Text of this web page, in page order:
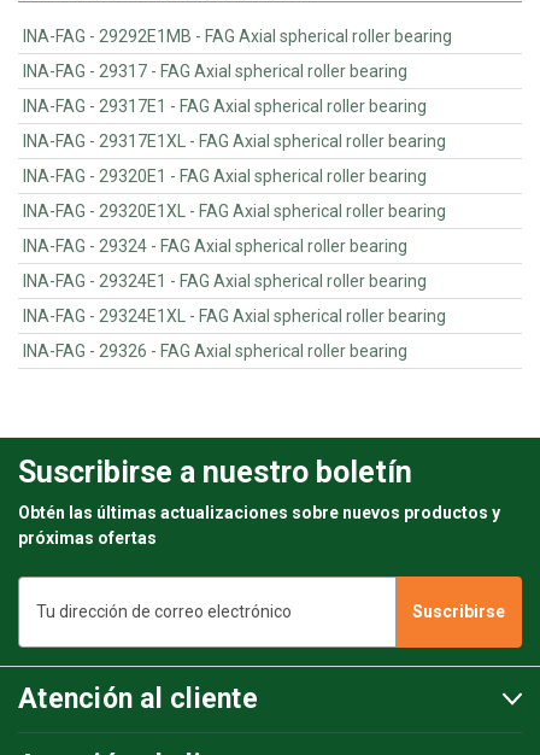
INA-FAG - 29292E1MB - FAG Axial spherical roller bearing
INA-FAG - 29317 - FAG Axial spherical roller bearing
INA-FAG - 29317E1 - FAG Axial spherical roller bearing
INA-FAG - 29317E1XL - FAG Axial spherical roller bearing
INA-FAG - 29320E1 - FAG Axial spherical roller bearing
INA-FAG - 29320E1XL - FAG Axial spherical roller bearing
INA-FAG - 29324 - FAG Axial spherical roller bearing
INA-FAG - 29324E1 - FAG Axial spherical roller bearing
INA-FAG - 29324E1XL - FAG Axial spherical roller bearing
INA-FAG - 29326 - FAG Axial spherical roller bearing
Suscribirse a nuestro boletín
Obtén las últimas actualizaciones sobre nuevos productos y
próximas ofertas
electrónico
Atención al cliente